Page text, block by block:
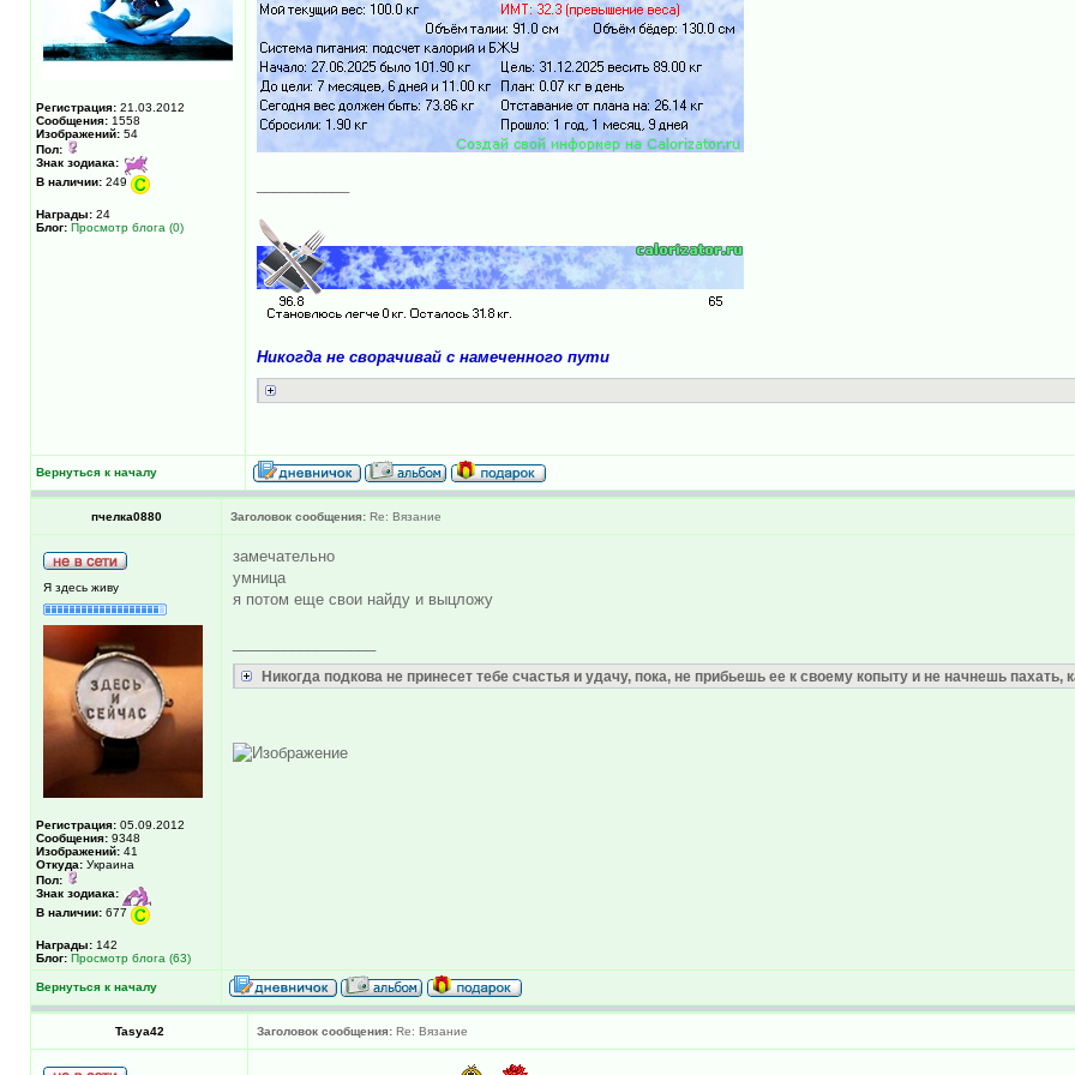
Регистрация: 21.03.2012
Сообщения: 1558
Изображений: 54
Пол:
Знак зодиака:
В наличии: 249
Награды: 24
Блог: Просмотр блога (0)
Никогда не сворачивай с намеченного пути
Вернуться к началу
пчелка0880 Заголовок сообщения: Re: Вязание
Я здесь живу
Регистрация: 05.09.2012
Сообщения: 9348
Изображений: 41
Откуда: Украина
Пол:
Знак зодиака:
В наличии: 677
Награды: 142
Блог: Просмотр блога (63)
замечательно
умница
я потом еще свои найду и выцложу
Никогда подкова не принесет тебе счастья и удачу, пока, не прибьешь ее к своему копыту и не начнешь пахать,
Вернуться к началу
Tasya42 Заголовок сообщения: Re: Вязание